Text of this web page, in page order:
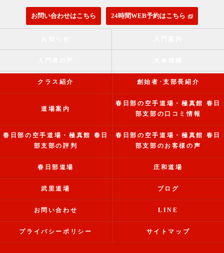
お問い合わせはこちら 24時間WEB予約はこちら
クラス紹介 創始者･支部長紹介
道場案内
春日部の空手道場・極真館 春日
部支部の口コミ情報
春日部の空手道場・極真館 春日
部支部の評判
春日部の空手道場・極真館 春日
部支部のお客様の声
春日部道場 庄和道場
武里道場 ブログ
お問い合わせ LINE
プライバシーポリシー サイトマップ